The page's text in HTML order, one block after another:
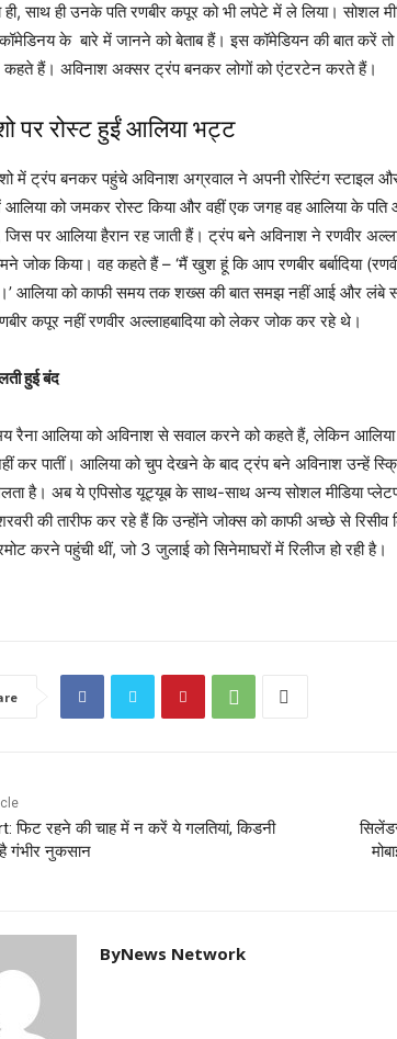
ही, साथ ही उनके पति रणबीर कपूर को भी लपेटे में ले लिया। सोशल
के बारे में जानने को बेताब हैं। इस कॉमेडियन की बात करें
कहते हैं। अविनाश अक्सर ट्रंप बनकर लोगों को एंटरटेन करते हैं।
पर रोस्ट हुईं आलिया भट्ट
में ट्रंप बनकर पहुंचे अविनाश अग्रवाल ने अपनी रोस्टिंग स्टाइल
को जमकर रोस्ट किया और वहीं एक जगह वह आलिया के पति
पर आलिया हैरान रह जाती हैं। ट्रंप बने अविनाश ने रणवीर
जोक किया। वह कहते हैं – ‘मैं खुश हूं कि आप रणबीर बर्बादिया
आलिया को काफी समय तक शख्स की बात समझ नहीं आई और लंबे
कपूर नहीं रणवीर अल्लाहबादिया को लेकर जोक कर रहे थे।
हुई बंद
रैना आलिया को अविनाश से सवाल करने को कहते हैं, लेकिन आलिया
कर पातीं। आलिया को चुप देखने के बाद ट्रंप बने अविनाश उन्हें
है। अब ये एपिसोड यूट्यूब के साथ-साथ अन्य सोशल मीडिया
की तारीफ कर रहे हैं कि उन्होंने जोक्स को काफी अच्छे से रिसीव
करने पहुंची थीं, जो 3 जुलाई को सिनेमाघरों में रिलीज हो रही है।
फिट रहने की चाह में न करें ये गलतियां, किडनी
गंभीर नुकसान
ByNews Network